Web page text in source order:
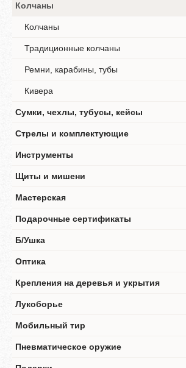
Колчаны
Колчаны
Традиционные колчаны
Ремни, карабины, тубы
Кивера
Сумки, чехлы, тубусы, кейсы
Стрелы и комплектующие
Инструменты
Щиты и мишени
Мастерская
Подарочные сертификаты
Б/Ушка
Оптика
Крепления на деревья и укрытия
Лукоборье
Мобильный тир
Пневматическое оружие